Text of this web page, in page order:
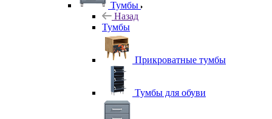
Тумбы
Назад
Тумбы
Прикроватные тумбы
Тумбы для обуви